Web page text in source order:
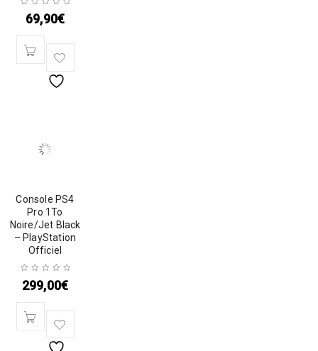
69,90€
Console PS4
Pro 1To
Noire/Jet Black
– PlayStation
Officiel
299,00€